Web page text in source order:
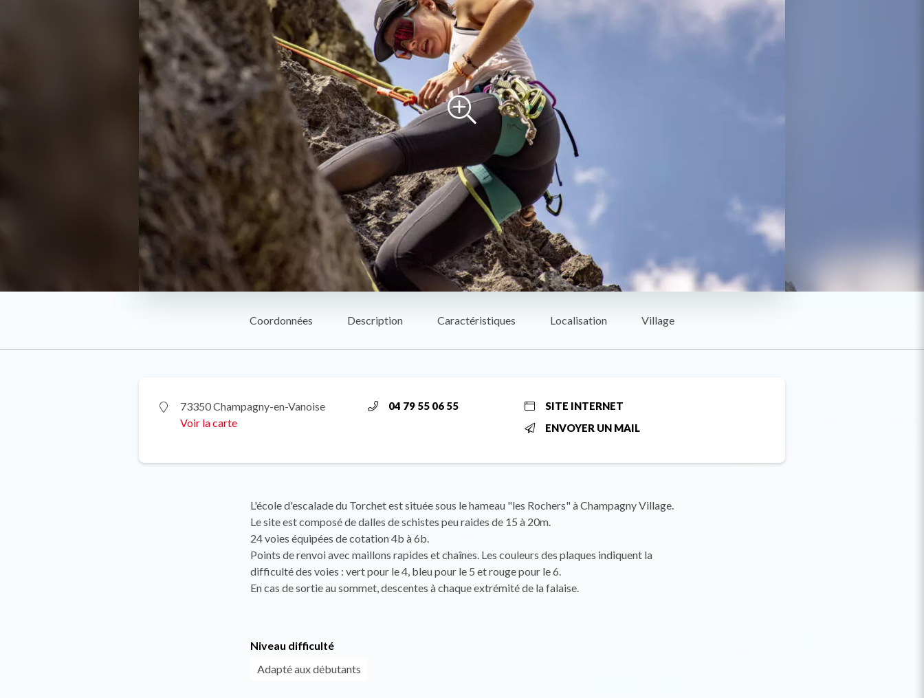
Coordonnées Description Caractéristiques Localisation Village
73350 Champagny-en-Vanoise
Voir la carte
04 79 55 06 55
SITE INTERNET
ENVOYER UN MAIL
L'école d'escalade du Torchet est située sous le hameau "les Rochers" à Champagny Village.
Le site est composé de dalles de schistes peu raides de 15 à 20m.
24 voies équipées de cotation 4b à 6b.
Points de renvoi avec maillons rapides et chaînes. Les couleurs des plaques indiquent la
difficulté des voies : vert pour le 4, bleu pour le 5 et rouge pour le 6.
En cas de sortie au sommet, descentes à chaque extrémité de la falaise.
Niveau difficulté
Adapté aux débutants